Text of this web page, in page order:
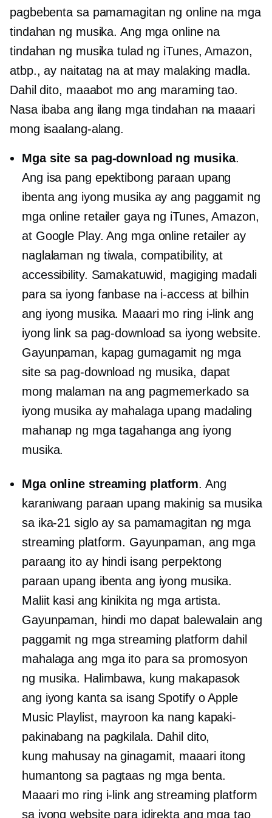
pagbebenta sa pamamagitan ng online na mga
tindahan ng musika. Ang mga online na
tindahan ng musika tulad ng iTunes, Amazon,
atbp., ay naitatag na at may malaking madla.
Dahil dito, maaabot mo ang maraming tao.
Nasa ibaba ang ilang mga tindahan na maaari
mong isaalang-alang.
Mga site sa pag-download ng musika.
Ang isa pang epektibong paraan upang
ibenta ang iyong musika ay ang paggamit ng
mga online retailer gaya ng iTunes, Amazon,
at Google Play. Ang mga online retailer ay
naglalaman ng tiwala, compatibility, at
accessibility. Samakatuwid, magiging madali
para sa iyong fanbase na i-access at bilhin
ang iyong musika. Maaari mo ring i-link ang
iyong link sa pag-download sa iyong website.
Gayunpaman, kapag gumagamit ng mga
site sa pag-download ng musika, dapat
mong malaman na ang pagmemerkado sa
iyong musika ay mahalaga upang madaling
mahanap ng mga tagahanga ang iyong
musika.
Mga online streaming platform. Ang
karaniwang paraan upang makinig sa musika
sa ika-21 siglo ay sa pamamagitan ng mga
streaming platform. Gayunpaman, ang mga
paraang ito ay hindi isang perpektong
paraan upang ibenta ang iyong musika.
Maliit kasi ang kinikita ng mga artista.
Gayunpaman, hindi mo dapat balewalain ang
paggamit ng mga streaming platform dahil
mahalaga ang mga ito para sa promosyon
ng musika. Halimbawa, kung makapasok
ang iyong kanta sa isang Spotify o Apple
Music Playlist, mayroon ka nang kapaki-
pakinabang na pagkilala. Dahil dito,
kung mahusay na ginagamit, maaari itong
humantong sa pagtaas ng mga benta.
Maaari mo ring i-link ang streaming platform
sa iyong website para idirekta ang mga tao